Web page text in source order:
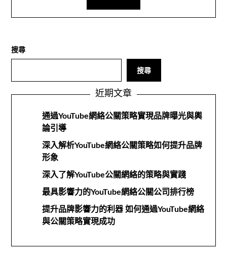
搜尋
搜尋
近期文章
通過YouTube網絡公關策略實現品牌曝光與輿
論引導
深入解析YouTube網絡公關策略如何提升品牌
形象
深入了解YouTube公關網絡的策略與實踐
最具影響力的YouTube網絡公關公司排行榜
提升品牌影響力的利器 如何通過YouTube網絡
與公關策略實現成功